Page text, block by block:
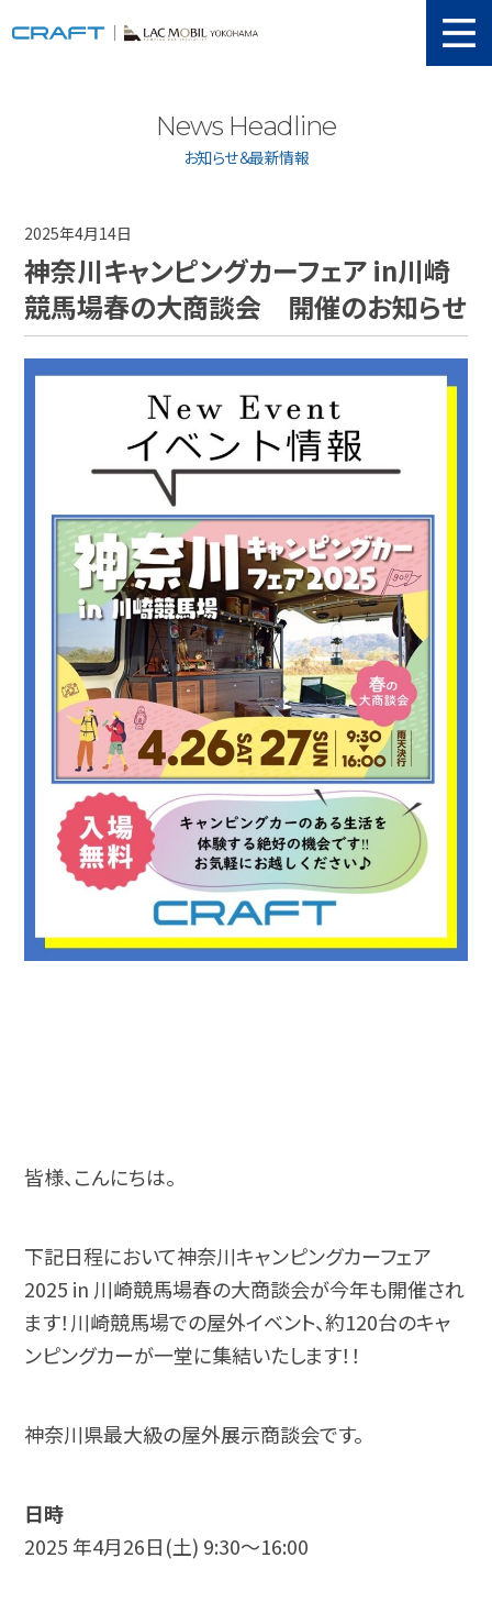
取り扱い新車
認証工場
動画紹介
カスタマイズ
ユーザーボイス
イベント
News Headline
お知らせ＆最新情報
2025年4月14日
神奈川キャンピングカーフェア in川崎
競馬場春の大商談会 開催のお知らせ
皆様、こんにちは。
下記日程において神奈川キャンピングカーフェア
2025 in 川崎競馬場春の大商談会が今年も開催され
ます！川崎競馬場での屋外イベント、約120台のキャ
ンピングカーが一堂に集結いたします！！
神奈川県最大級の屋外展示商談会です。
日時
2025 年4月26日(土) 9:30～16:00